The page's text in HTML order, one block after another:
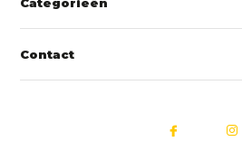
Categorieën
Contact